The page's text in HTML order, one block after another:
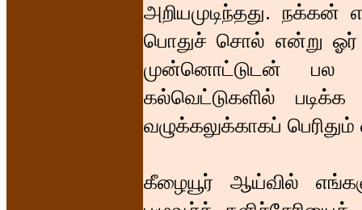
அறியமுடிந்தது. நக்கன்
பொதுச் சொல் என்று
முன்னொட்டுடன்
கல்வெட்டுகளில் படிக்க
வழுக்கலுக்காகப்
கீழையூர் ஆய்வில்